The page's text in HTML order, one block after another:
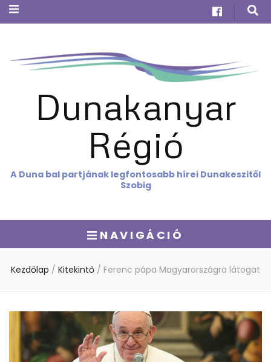
Dunakanyar
Régió
A Duna bal partjának legfontosabb hírei Dunakeszitől
Szobig
NAVIGÁCIÓ
Kezdőlap / Kitekintő / Ferenc pápa Magyarországra látogat